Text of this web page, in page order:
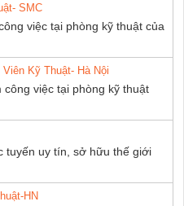
SMC
việc tại phòng kỹ thuật của
Kỹ Thuật- Hà Nội
việc tại phòng kỹ thuật
tuyến uy tín, sở hữu thế giới
HN